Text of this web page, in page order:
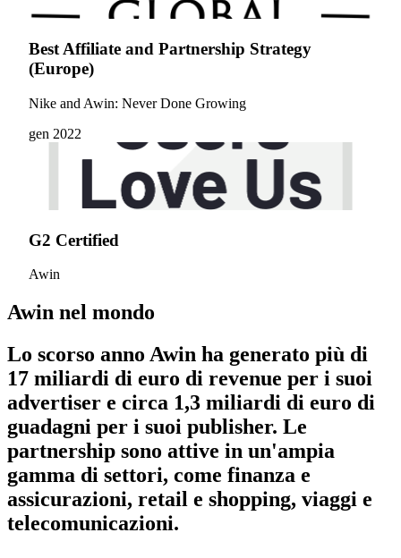
Best Affiliate and Partnership Strategy
(Europe)
Nike and Awin: Never Done Growing
gen 2022
G2 Certified
Awin
Awin nel mondo
Lo scorso anno Awin ha generato più di
17 miliardi di euro di revenue per i suoi
advertiser e circa 1,3 miliardi di euro di
guadagni per i suoi publisher. Le
partnership sono attive in un'ampia
gamma di settori, come finanza e
assicurazioni, retail e shopping, viaggi e
telecomunicazioni.